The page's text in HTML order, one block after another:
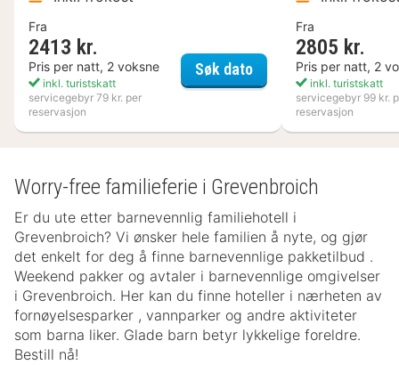
Fra
2413 kr.
Pris per natt, 2 voksne
inkl. turistskatt
servicegebyr 79 kr. per
reservasjon
Søk datoKosta Boda Art Hotel
Fra
2805 kr.
Pris per natt, 2
inkl. turistskatt
servicegebyr 99 kr.
reservasjon
Worry-free familieferie i Grevenbroich
Er du ute etter barnevennlig familiehotell i
Grevenbroich? Vi ønsker hele familien å nyte, og gjør
det enkelt for deg å finne barnevennlige pakketilbud .
Weekend pakker og avtaler i barnevennlige omgivelser
i Grevenbroich. Her kan du finne hoteller i nærheten av
fornøyelsesparker , vannparker og andre aktiviteter
som barna liker. Glade barn betyr lykkelige foreldre.
Bestill nå!